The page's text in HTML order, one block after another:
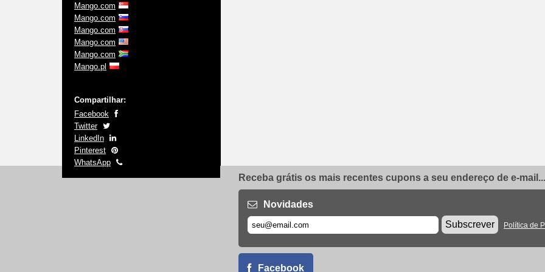
Mango.com
Mango.com
Mango.com
Mango.com
Mango.com
Mango.pl
Compartilhar:
Facebook
Twitter
LinkedIn
Pinterest
WhatsApp
Receba grátis os mais recentes cupons a seu endereço de e-mail...
Novidades
Subscrever
Política de
Facebook